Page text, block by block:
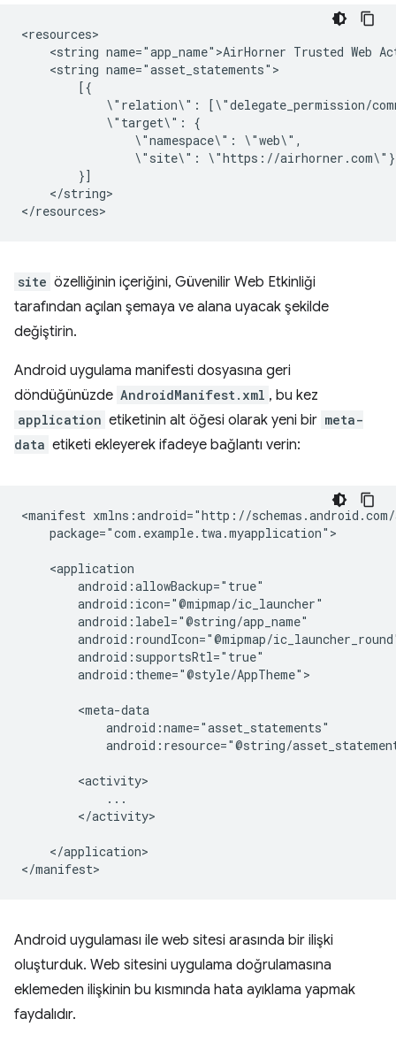
<string name="app_name">AirHorner Trusted Web
<string
\"relation\":
\"target\":
\"namespace\":
\"site\":
</string>
site özelliğinin içeriğini, Güvenilir Web Etkinliği
tarafından açılan şemaya ve alana uyacak şekilde
değiştirin.
Android uygulama manifesti dosyasına geri
döndüğünüzde AndroidManifest.xml , bu kez
application etiketinin alt öğesi olarak yeni bir meta-
data etiketi ekleyerek ifadeye bağlantı verin:
<manifest
package="com.example.twa.myapplication">
android:theme="@style/AppTheme">
android:resource="@string/
</activity>
</application>
Android uygulaması ile web sitesi arasında bir ilişki
oluşturduk. Web sitesini uygulama doğrulamasına
eklemeden ilişkinin bu kısmında hata ayıklama yapmak
faydalıdır.